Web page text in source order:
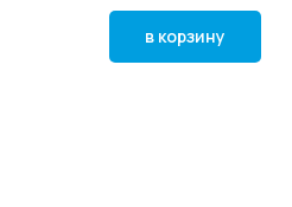
в корзину